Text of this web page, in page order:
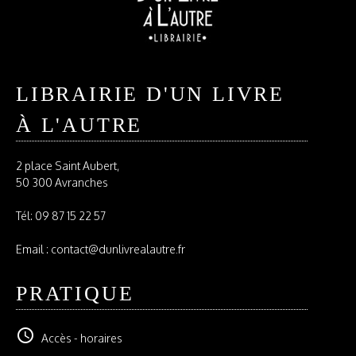
LIBRAIRIE D'UN LIVRE
À L'AUTRE
2 place Saint Aubert,
50 300 Avranches
Tél: 09 87 15 22 57
Email : contact@dunlivrealautre.fr
PRATIQUE
schedule Accès - horaires